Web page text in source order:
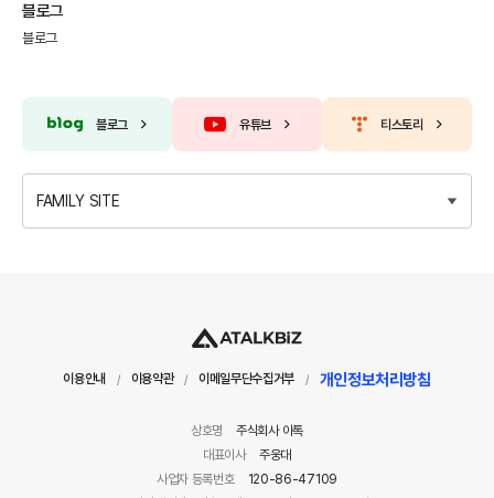
블로그
블로그
블로그 유튜브 티스토리
FAMILY SITE
이용안내 / 이용약관 / 이메일무단수집거부 / 개인정보처리방침
상호명
주식회사 아톡
대표이사
주웅대
사업자 등록번호
120-86-47109